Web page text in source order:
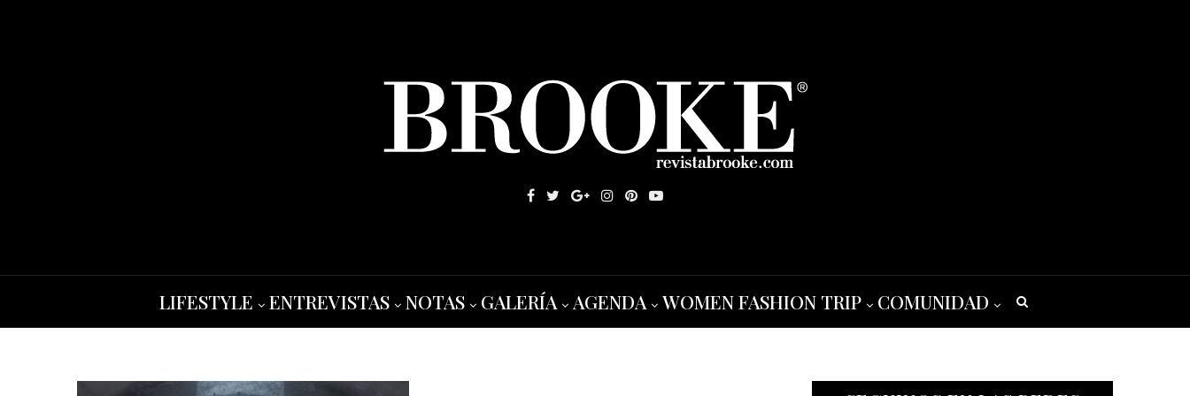
LIFESTYLE ENTREVISTAS NOTAS GALERÍA AGENDA WOMEN FASHION TRIP COMUNIDAD